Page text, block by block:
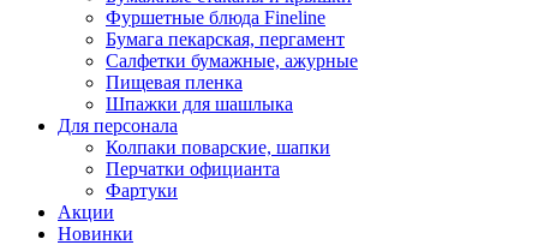
Фуршетные блюда Fineline
Бумага пекарская, пергамент
Салфетки бумажные, ажурные
Пищевая пленка
Шпажки для шашлыка
Для персонала
Колпаки поварские, шапки
Перчатки официанта
Фартуки
Акции
Новинки